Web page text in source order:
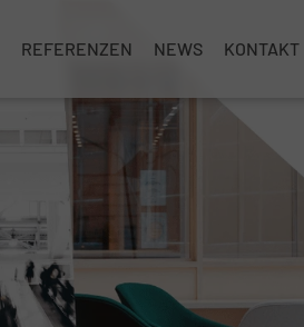
REFERENZEN NEWS KONTAKT